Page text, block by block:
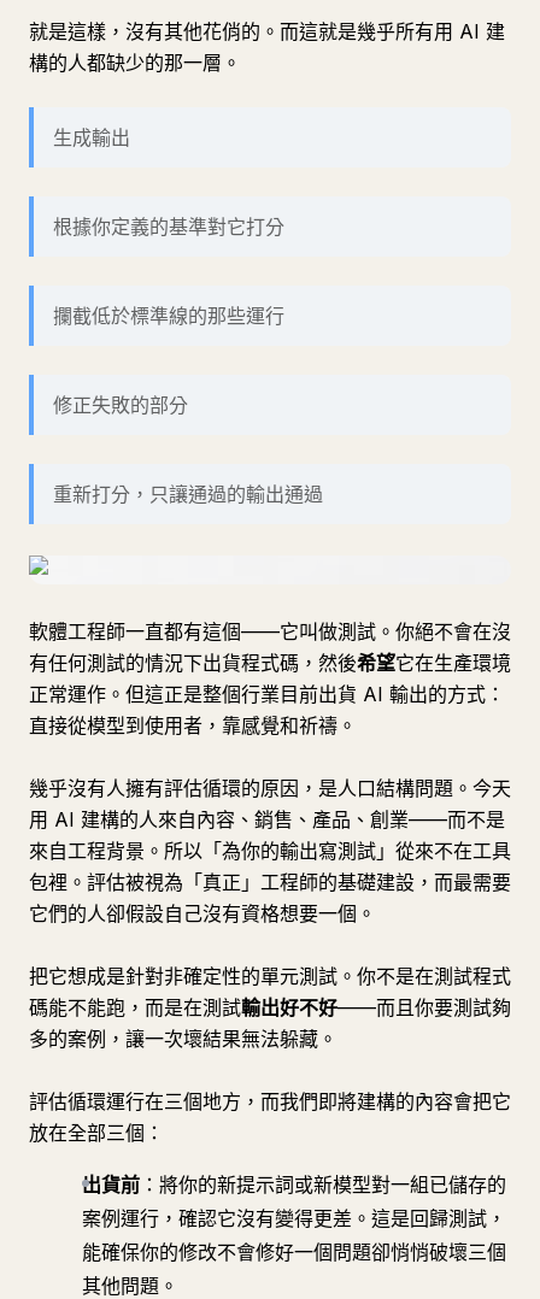
就是這樣，沒有其他花俏的。而這就是幾乎所有用 AI 建
構的人都缺少的那一層。
生成輸出
根據你定義的基準對它打分
攔截低於標準線的那些運行
修正失敗的部分
重新打分，只讓通過的輸出通過
軟體工程師一直都有這個——它叫做測試。你絕不會在沒
有任何測試的情況下出貨程式碼，然後希望它在生產環境
正常運作。但這正是整個行業目前出貨 AI 輸出的方式：
直接從模型到使用者，靠感覺和祈禱。
幾乎沒有人擁有評估循環的原因，是人口結構問題。今天
用 AI 建構的人來自內容、銷售、產品、創業——而不是
來自工程背景。所以「為你的輸出寫測試」從來不在工具
包裡。評估被視為「真正」工程師的基礎建設，而最需要
它們的人卻假設自己沒有資格想要一個。
把它想成是針對非確定性的單元測試。你不是在測試程式
碼能不能跑，而是在測試輸出好不好——而且你要測試夠
多的案例，讓一次壞結果無法躲藏。
評估循環運行在三個地方，而我們即將建構的內容會把它
放在全部三個：
出貨前 ：將你的新提示詞或新模型對一組已儲存的
案例運行，確認它沒有變得更差。這是回歸測試，
能確保你的修改不會修好一個問題卻悄悄破壞三個
其他問題。